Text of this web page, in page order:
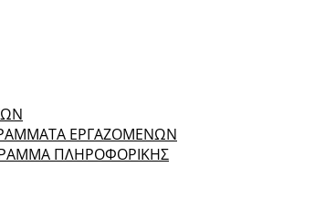
ΕΡΓΑΖΟΜΕΝΩΝ
ΠΛΗΡΟΦΟΡΙΚΗΣ